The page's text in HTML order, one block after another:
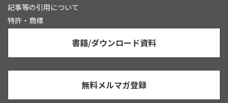
記事等の引用について
特許・商標
書籍/ダウンロード資料
無料メルマガ登録